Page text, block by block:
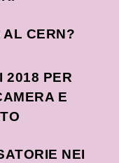
AL CERN?
2018 PER
E
NEI